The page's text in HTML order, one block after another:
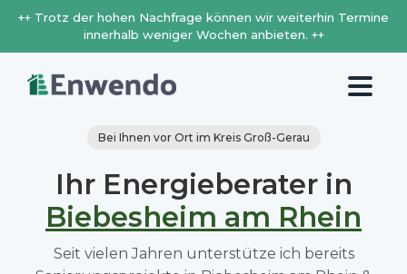
++ Trotz der hohen Nachfrage können wir weiterhin Termine
innerhalb weniger Wochen anbieten. ++
Bei Ihnen vor Ort im Kreis Groß-Gerau
Ihr Energieberater in
Biebesheim am Rhein
Seit vielen Jahren unterstütze ich bereits